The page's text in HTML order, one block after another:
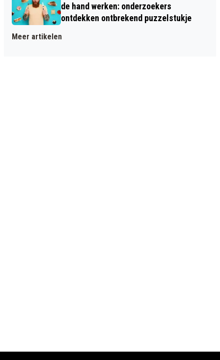
de hand werken: onderzoekers
ontdekken ontbrekend puzzelstukje
Meer artikelen